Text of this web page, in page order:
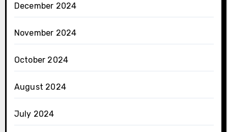
December 2024
November 2024
October 2024
August 2024
July 2024